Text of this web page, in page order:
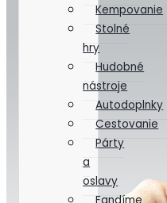
Kempovanie
Stolné
hry
Hudobné
nástroje
Autodoplnky
Cestovanie
Párty
a
oslavy